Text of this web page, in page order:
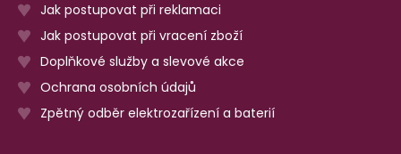
Jak postupovat při reklamaci
Jak postupovat při vracení zboží
Doplňkové služby a slevové akce
Ochrana osobních údajů
Zpětný odběr elektrozařízení a baterií